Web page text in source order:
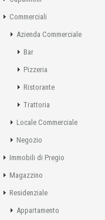
Commerciali
Azienda Commerciale
Bar
Pizzeria
Ristorante
Trattoria
Locale Commerciale
Negozio
Immobili di Pregio
Magazzino
Residenziale
Appartamento